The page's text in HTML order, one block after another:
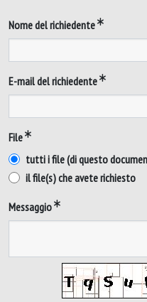
Nome del richiedente
E-mail del richiedente
File
tutti i file (di questo
il file(s) che avete richiesto
Messaggio